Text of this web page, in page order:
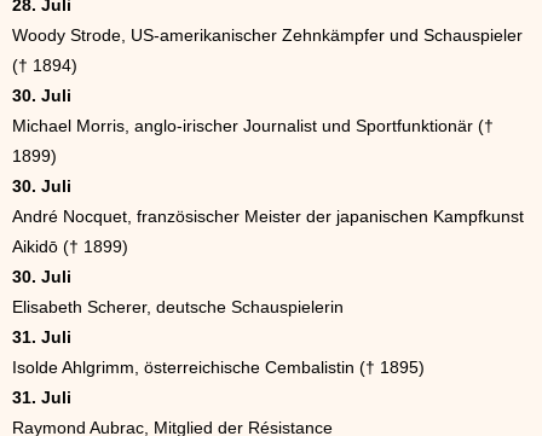
28. Juli
Woody Strode, US-amerikanischer Zehnkämpfer und Schauspieler
(† 1894)
30. Juli
Michael Morris, anglo-irischer Journalist und Sportfunktionär (†
1899)
30. Juli
André Nocquet, französischer Meister der japanischen Kampfkunst
Aikidō († 1899)
30. Juli
Elisabeth Scherer, deutsche Schauspielerin
31. Juli
Isolde Ahlgrimm, österreichische Cembalistin († 1895)
31. Juli
Raymond Aubrac, Mitglied der Résistance